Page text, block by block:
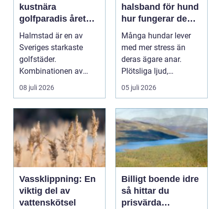
kustnära
golfparadis året
runt
Halmstad är en av
Sveriges starkaste
golfstäder.
Kombinationen av
kustklimat, många
banor inom kort ...
08 juli 2026
halsband för hund
hur fungerar de
och när kan de
hjälpa?
Många hundar lever
med mer stress än
deras ägare anar.
Plötsliga ljud,
ensamhet hemma,
bilresor elle...
05 juli 2026
Vassklippning: En
viktig del av
vattenskötsel
Billigt boende idre
så hittar du
prisvärda